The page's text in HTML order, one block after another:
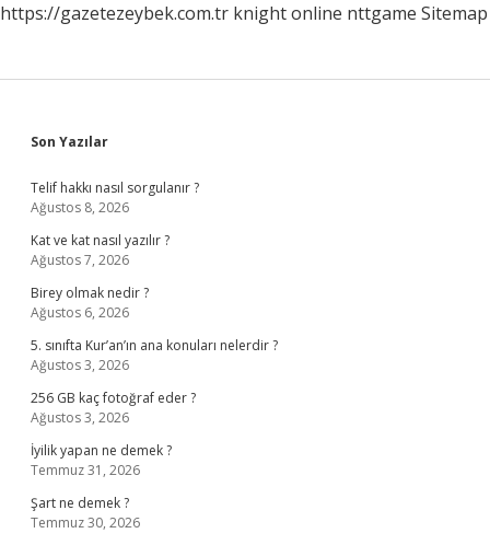
https://gazetezeybek.com.tr knight online nttgame Sitemap
Sidebar
Son Yazılar
Telif hakkı nasıl sorgulanır ?
Ağustos 8, 2026
Kat ve kat nasıl yazılır ?
Ağustos 7, 2026
Birey olmak nedir ?
Ağustos 6, 2026
5. sınıfta Kur’an’ın ana konuları nelerdir ?
Ağustos 3, 2026
256 GB kaç fotoğraf eder ?
Ağustos 3, 2026
İyilik yapan ne demek ?
Temmuz 31, 2026
Şart ne demek ?
Temmuz 30, 2026